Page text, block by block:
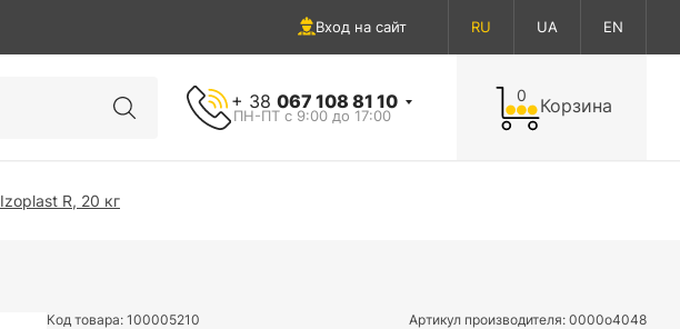
Вход на сайт RU UA EN
+ 38 067 108 81 10
ПН-ПТ с 9:00 до 17:00
0 Корзина
R, 20 кг
Код товара:100005210 Артикул производителя: 0000o4048